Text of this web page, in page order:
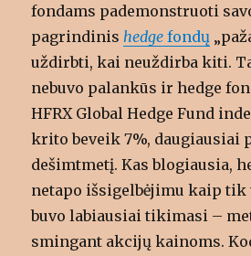
fondams pademonstruoti
pagrindinis hedge fondų
uždirbti, kai neuždirba kiti.
nebuvo palankūs ir hedge
HFRX Global Hedge Fund
krito beveik 7%, daugiausiai
dešimtmetį. Kas blogiausia,
netapo išsigelbėjimu kaip tik
buvo labiausiai tikimasi –
smingant akcijų kainoms.